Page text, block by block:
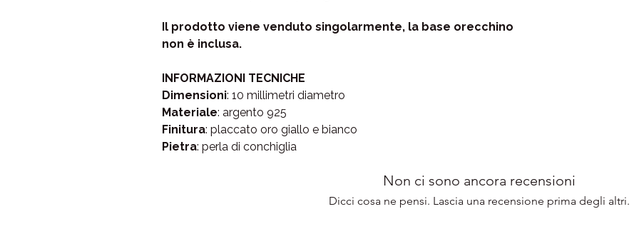
Il prodotto viene venduto singolarmente, la base orecchino
non è inclusa.
INFORMAZIONI TECNICHE
Dimensioni: 10 millimetri diametro
Materiale: argento 925
Finitura: placcato oro giallo e bianco
Pietra: perla di conchiglia
Non ci sono ancora recensioni
Dicci cosa ne pensi. Lascia una recensione prima degli altri.